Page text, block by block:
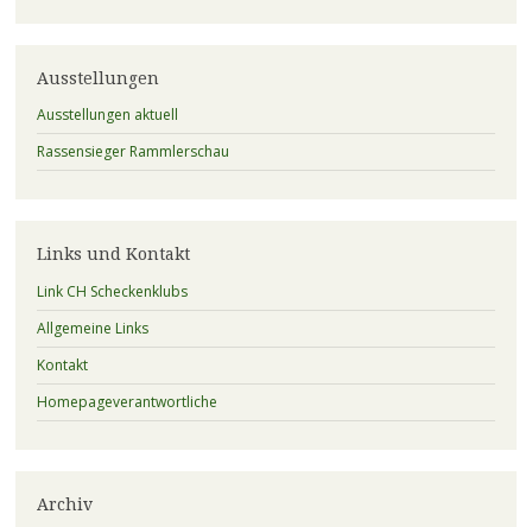
Ausstellungen
Ausstellungen aktuell
Rassensieger Rammlerschau
Links und Kontakt
Link CH Scheckenklubs
Allgemeine Links
Kontakt
Homepageverantwortliche
Archiv